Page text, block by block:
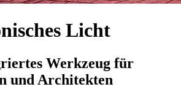
Licht
Werkzeug für
und Architekten